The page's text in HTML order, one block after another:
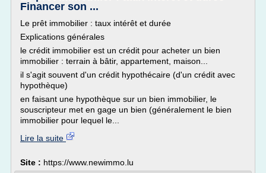
Financer son ...
Le prêt immobilier : taux intérêt et durée
Explications générales
le crédit immobilier est un crédit pour acheter un bien
immobilier : terrain à bâtir, appartement, maison...
il s'agit souvent d'un crédit hypothécaire (d'un crédit avec
hypothèque)
en faisant une hypothèque sur un bien immobilier, le
souscripteur met en gage un bien (généralement le bien
immobilier pour lequel le...
Lire la suite
Site : https://www.newimmo.lu